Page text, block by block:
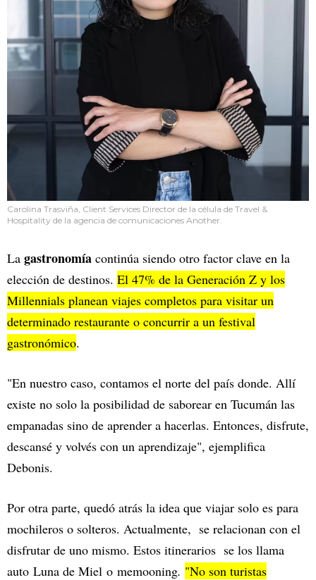
Carolina Trasviña, Client Services Director de la célula de Travel &
Hospitality de la agencia de comunicaciones Another.
La gastronomía continúa siendo otro factor clave en la
elección de destinos. El 47% de la Generación Z y los
Millennials planean viajes completos para visitar un
determinado restaurante o concurrir a un festival
gastronómico.
"En nuestro caso, contamos el norte del país donde. Allí
existe no solo la posibilidad de saborear en Tucumán las
empanadas sino de aprender a hacerlas. Entonces, disfrute,
descansé y volvés con un aprendizaje", ejemplifica
Debonis.
Por otra parte, quedó atrás la idea que viajar solo es para
mochileros o solteros. Actualmente, se relacionan con el
disfrutar de uno mismo. Estos itinerarios se los llama
auto Luna de Miel o memooning. "No son turistas